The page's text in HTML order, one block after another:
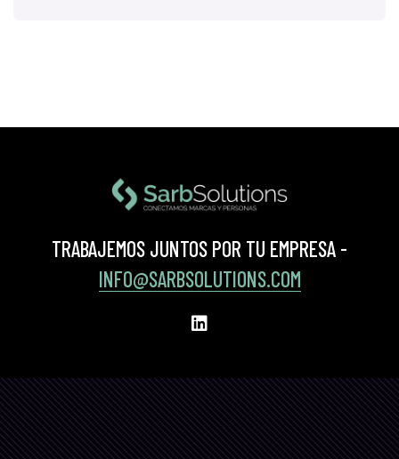
TRABAJEMOS JUNTOS POR TU EMPRESA -
INFO@SARBSOLUTIONS.COM